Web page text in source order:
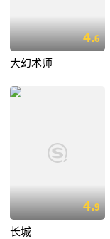
4.6
大幻术师
4.9
长城